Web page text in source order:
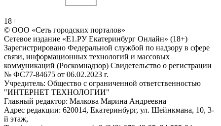
18+
© ООО «Сеть городских порталов»
Сетевое издание «Е1.РУ Екатеринбург Онлайн» (18+)
Зарегистрировано Федеральной службой по надзору в сфере
связи, информационных технологий и массовых
коммуникаций (Роскомнадзор) Свидетельство о регистрации
№ ФС77-84675 от 06.02.2023 г.
Учредитель: Общество с ограниченной ответственностью
"ИНТЕРНЕТ ТЕХНОЛОГИИ"
Главный редактор: Малкова Марина Андреевна
Адрес редакции: 620014, Екатеринбург, ул. Шейнкмана, 10, 3-
й этаж,